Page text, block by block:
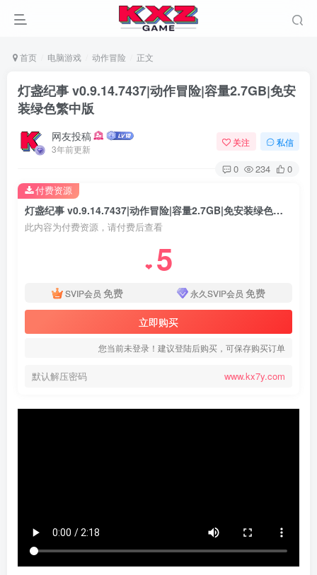
首页 电脑游戏 动作冒险 正文
灯盏纪事 v0.9.14.7437|动作冒险|容量2.7GB|免安
装绿色繁中版
网友投稿
3年前更新
关注 私信
0 234 0
灯盏纪事 v0.9.14.7437|动作冒险|容量2.7GB|免安装绿色繁中版
此内容为付费资源，请付费后查看
❤ 5
SVIP会员 免费 永久SVIP会员 免费
立即购买
您当前未登录！建议登陆后购买，可保存购买订单
默认解压密码 www.kx7y.com
付费资源